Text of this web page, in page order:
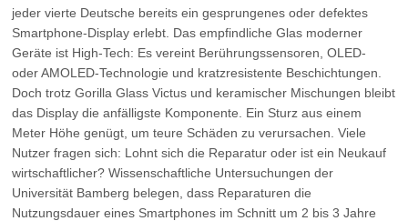
jeder vierte Deutsche bereits ein gesprungenes oder defektes
Smartphone-Display erlebt. Das empfindliche Glas moderner
Geräte ist High-Tech: Es vereint Berührungssensoren, OLED-
oder AMOLED-Technologie und kratzresistente Beschichtungen.
Doch trotz Gorilla Glass Victus und keramischer Mischungen bleibt
das Display die anfälligste Komponente. Ein Sturz aus einem
Meter Höhe genügt, um teure Schäden zu verursachen. Viele
Nutzer fragen sich: Lohnt sich die Reparatur oder ist ein Neukauf
wirtschaftlicher? Wissenschaftliche Untersuchungen der
Universität Bamberg belegen, dass Reparaturen die
Nutzungsdauer eines Smartphones im Schnitt um 2 bis 3 Jahre